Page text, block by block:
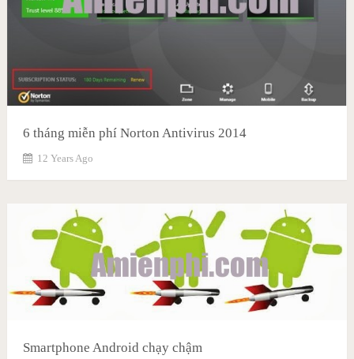
6 tháng miễn phí Norton Antivirus 2014
12 Years Ago
Smartphone Android chạy chậm